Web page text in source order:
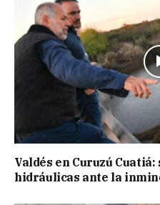
Valdés en Curuzú
hidráulicas ante la